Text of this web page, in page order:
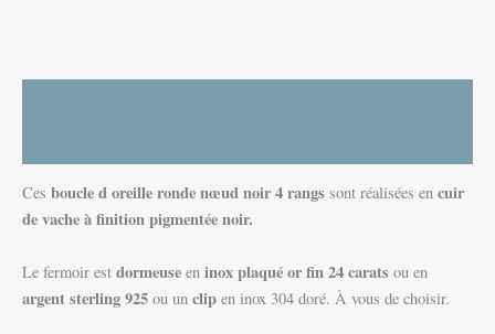
Ces boucle d oreille ronde nœud noir 4 rangs sont réalisées en cuir
de vache à finition pigmentée noir.
Le fermoir est dormeuse en inox plaqué or fin 24 carats ou en
argent sterling 925 ou un clip en inox 304 doré. À vous de choisir.